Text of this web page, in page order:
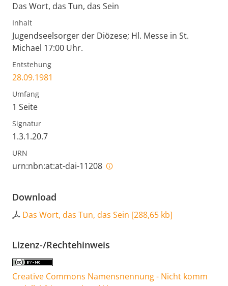
Das Wort, das Tun, das Sein
Inhalt
Jugendseelsorger der Diözese; Hl. Messe in St.
Michael 17:00 Uhr.
Entstehung
28.09.1981
Umfang
1 Seite
Signatur
1.3.1.20.7
URN
urn:nbn:at:at-dai-11208
Download
Das Wort, das Tun, das Sein [288,65 kb]
Lizenz-/Rechtehinweis
Creative Commons Namensnennung - Nicht komm